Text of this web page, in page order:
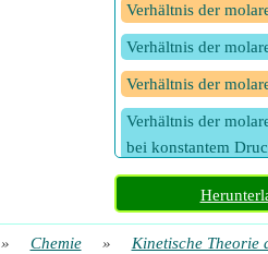
Verhältnis der
Verhältnis der
Verhältnis der
Verhältnis der
bei konstantem
Verhältnis der
bei konstantem
» Chemie » Kinetische Theorie